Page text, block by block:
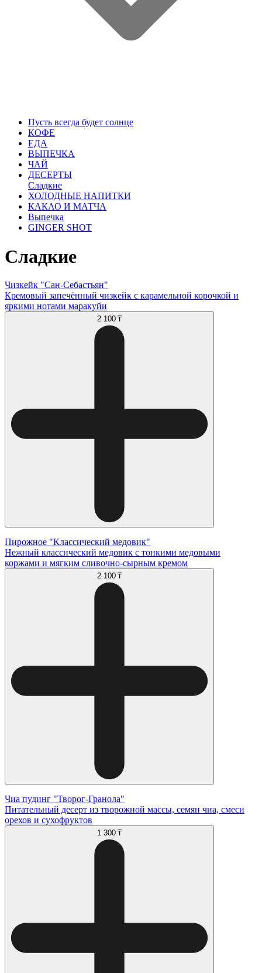
Пусть всегда будет солнце
КОФЕ
ЕДА
ВЫПЕЧКА
ЧАЙ
ДЕСЕРТЫ
Сладкие
ХОЛОДНЫЕ НАПИТКИ
КАКАО И МАТЧА
Выпечка
GINGER SHOT
Сладкие
Чизкейк "Сан-Себастьян"
Кремовый запечённый чизкейк с карамельной корочкой и
яркими нотами маракуйи
2 100 ₸
Пирожное "Классический медовик"
Нежный классический медовик с тонкими медовыми
коржами и мягким сливочно-сырным кремом
2 100 ₸
Чиа пудинг "Творог-Гранола"
Питательный десерт из творожной массы, семян чиа, смеси
орехов и сухофруктов
1 300 ₸